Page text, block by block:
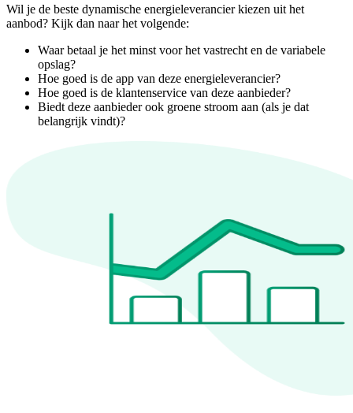
Wil je de beste dynamische energieleverancier kiezen uit het
aanbod? Kijk dan naar het volgende:
Waar betaal je het minst voor het vastrecht en de variabele
opslag?
Hoe goed is de app van deze energieleverancier?
Hoe goed is de klantenservice van deze aanbieder?
Biedt deze aanbieder ook groene stroom aan (als je dat
belangrijk vindt)?